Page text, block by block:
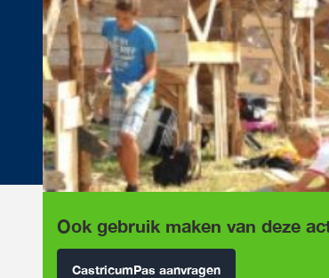
Ook gebruik maken van deze
CastricumPas aanvragen